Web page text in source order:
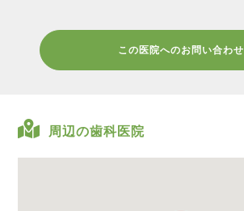
この医院へのお問い合わせ
周辺の歯科医院